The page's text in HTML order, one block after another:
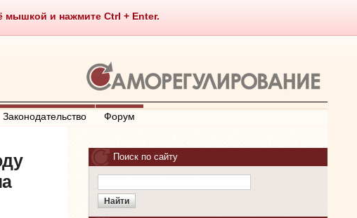
мышкой и нажмите Ctrl + Enter.
Законодательство Форум
Поиск по сайту